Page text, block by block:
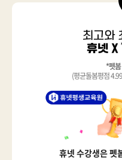
*펫봄
(평균돌봄평점
휴넷 수강생은 펫